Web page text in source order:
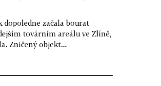
začala bourat
továrním areálu ve Zlíně,
Zničený objekt...